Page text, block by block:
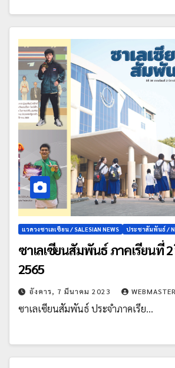
แวดวงซาเลเซียน / SALESIAN NEWS ประชาสัมพันธ์ /
ซาเลเซียนสัมพันธ์ ภาคเรียนที่
2565
อังคาร, 7 มีนาคม 2023 WEBMASTER
ซาเลเซียนสัมพันธ์ ประจำภาคเรีย…